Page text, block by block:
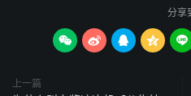
分享
    
上一篇